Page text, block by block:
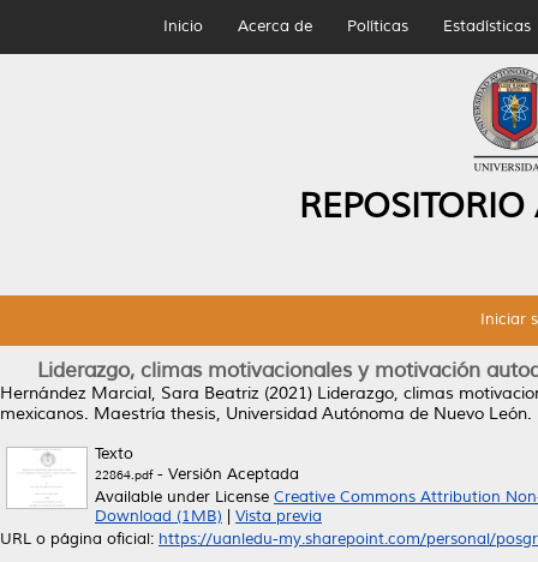
Inicio Acerca de Políticas Estadísticas
Iniciar
Liderazgo, climas motivacionales y motivación
Hernández Marcial, Sara Beatriz (2021) Liderazgo, climas
mexicanos. Maestría thesis, Universidad Autónoma de Nuevo León.
Texto
22864.pdf- Versión Aceptada
Available under License Creative Commons Attribution
Download (1MB)
Vista previa
URL o página oficial: https://uanledu-my.sharepoint.com/personal/